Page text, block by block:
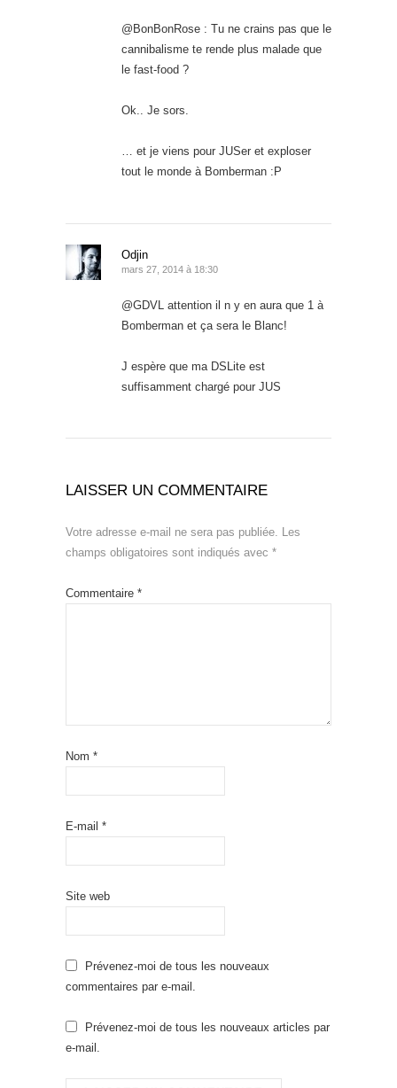
@BonBonRose : Tu ne crains pas que le
cannibalisme te rende plus malade que
le fast-food ?
Ok.. Je sors.
… et je viens pour JUSer et exploser
tout le monde à Bomberman :P
Odjin
mars 27, 2014 à 18:30
@GDVL attention il n y en aura que 1 à
Bomberman et ça sera le Blanc!
J espère que ma DSLite est
suffisamment chargé pour JUS
LAISSER UN COMMENTAIRE
Votre adresse e-mail ne sera pas publiée.
Les
champs obligatoires sont indiqués avec *
Commentaire *
Nom *
E-mail *
Site web
Prévenez-moi de tous les nouveaux
commentaires par e-mail.
Prévenez-moi de tous les nouveaux articles par
e-mail.